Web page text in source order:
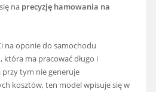
na precyzję hamowania na
na oponie do samochodu
która ma pracować długo i
przy tym nie generuje
kosztów, ten model wpisuje się w